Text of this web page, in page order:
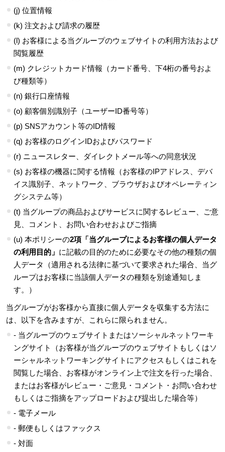
(j) 位置情報
(k) 注文および請求の履歴
(l) お客様による当グループのウェブサイトの利用方法および
閲覧履歴
(m) クレジットカード情報（カード番号、下4桁の番号およ
び種類等）
(n) 銀行口座情報
(o) 顧客個別識別子（ユーザーID番号等）
(p) SNSアカウント等のID情報
(q) お客様のログインIDおよびパスワード
(r) ニュースレター、ダイレクトメール等への同意状況
(s) お客様の機器に関する情報（お客様のIPアドレス、デバ
イス識別子、ネットワーク、ブラウザおよびオペレーティン
グシステム等）
(t) 当グループの商品およびサービスに関するレビュー、ご意
見、コメント、お問い合わせおよびご指摘
(u) 本ポリシーの2項「当グループによるお客様の個人データ
の利用目的」 に記載の目的のために必要なその他の種類の個
人データ（適用される法律に基づいて要求された場合、当グ
ループはお客様に当該個人データの種類を別途通知しま
す。）
当グループがお客様から直接に個人データを収集する方法に
は、以下を含みますが、これらに限られません。
- 当グループのウェブサイトまたはソーシャルネットワーキ
ングサイト（お客様が当グループのウェブサイトもしくはソ
ーシャルネットワーキングサイトにアクセスもしくはこれを
閲覧した場合、お客様がオンライン上で注文を行った場合、
またはお客様がレビュー・ご意見・コメント・お問い合わせ
もしくはご指摘をアップロードおよび提出した場合等）
- 電子メール
- 郵便もしくはファックス
- 対面